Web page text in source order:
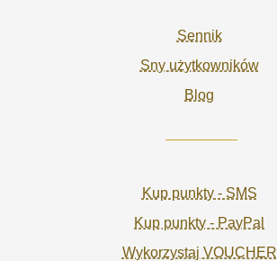
Sennik
Sny użytkowników
Blog
Kup punkty - SMS
Kup punkty - PayPal
Wykorzystaj VOUCHER